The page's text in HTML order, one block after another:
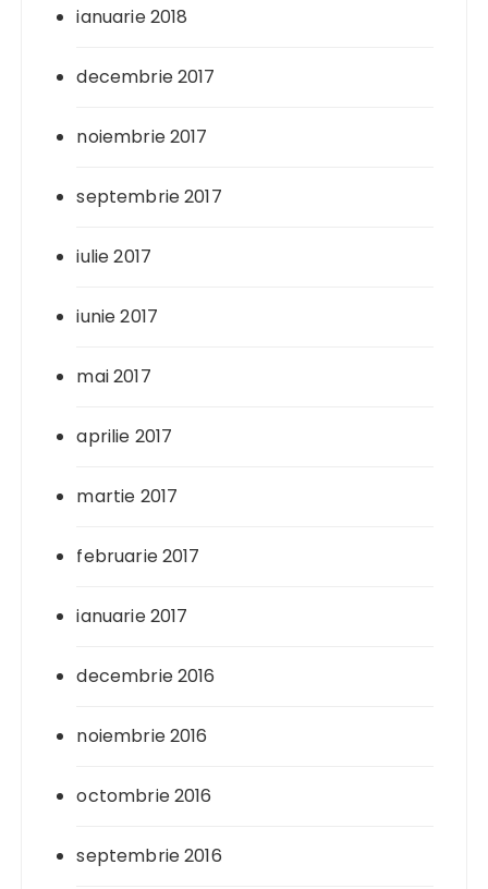
ianuarie 2018
decembrie 2017
noiembrie 2017
septembrie 2017
iulie 2017
iunie 2017
mai 2017
aprilie 2017
martie 2017
februarie 2017
ianuarie 2017
decembrie 2016
noiembrie 2016
octombrie 2016
septembrie 2016